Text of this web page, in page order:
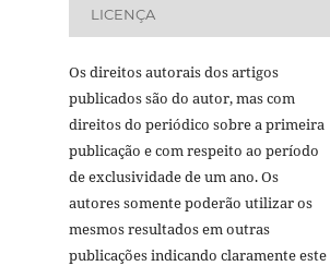
LICENÇA
Os direitos autorais dos artigos
publicados são do autor, mas com
direitos do periódico sobre a primeira
publicação e com respeito ao período
de exclusividade de um ano. Os
autores somente poderão utilizar os
mesmos resultados em outras
publicações indicando claramente este